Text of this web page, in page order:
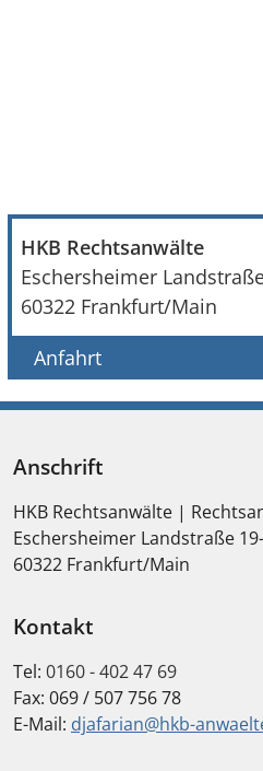
HKB Rechtsanwälte
Eschersheimer
60322 Frankfurt/Main
Anfahrt
Anschrift
HKB Rechtsanwälte |
Eschersheimer Landstraße
60322 Frankfurt/Main
Kontakt
Tel: 0160 - 402 47 69
Fax: 069 / 507 756 78
E-Mail: djafarian@hkb-